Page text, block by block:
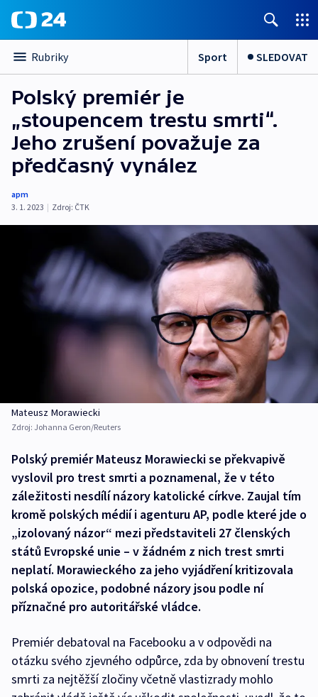
Rubriky Sport SLEDOVAT
Polský premiér je
„stoupencem trestu smrti“.
Jeho zrušení považuje za
předčasný vynález
apm
3. 1. 2023 | Zdroj: ČTK
Mateusz Morawiecki
Zdroj: Johanna Geron/Reuters
Polský premiér Mateusz Morawiecki se překvapivě
vyslovil pro trest smrti a poznamenal, že v této
záležitosti nesdílí názory katolické církve. Zaujal tím
kromě polských médií i agenturu AP, podle které jde o
„izolovaný názor“ mezi představiteli 27 členských
států Evropské unie – v žádném z nich trest smrti
neplatí. Morawieckého za jeho vyjádření kritizovala
polská opozice, podobné názory jsou podle ní
příznačné pro autoritářské vládce.
Premiér debatoval na Facebooku a v odpovědi na
otázku svého zjevného odpůrce, zda by obnovení trestu
smrti za nejtěžší zločiny včetně vlastizrady mohlo